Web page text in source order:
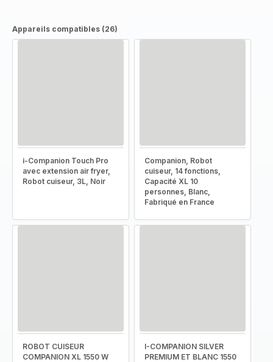
Appareils compatibles (26)
i-Companion Touch Pro
avec extension air fryer,
Robot cuiseur, 3L, Noir
Companion, Robot
cuiseur, 14 fonctions,
Capacité XL 10
personnes, Blanc,
Fabriqué en France
ROBOT CUISEUR
COMPANION XL 1550 W
I-COMPANION SILVER
PREMIUM ET BLANC 1550